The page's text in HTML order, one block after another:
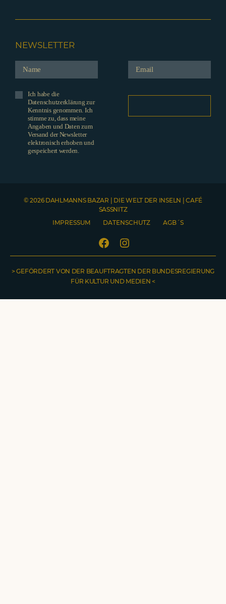
NEWSLETTER
Ich habe die
Datenschutzerklärung zur
Kenntnis genommen. Ich
stimme zu, dass meine
Angaben und Daten zum
Versand der Newsletter
elektronisch erhoben und
gespeichert werden.
© 2026 DAHLMANNS BAZAR | DIE WELT DER INSELN | CAFÉ
SASSNITZ
IMPRESSUM
DATENSCHUTZ AGB´S
FacebookInstagram
> GEFÖRDERT VON DER BEAUFTRAGTEN DER BUNDESREGIERUNG
FÜR KULTUR UND MEDIEN <